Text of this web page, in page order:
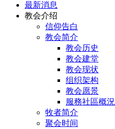
最新消息
教会介绍
信仰告白
教会简介
教会历史
教会建堂
教会现状
组织架构
教会愿景
服務社區概況
牧者简介
聚会时间